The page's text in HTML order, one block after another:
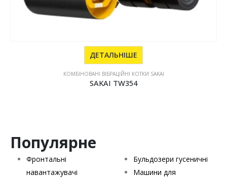
ДЕТАЛЬНІШЕ
КОМБІНОВАНІ ВІБРАЦІЙНІ КОТКИ SAKAI
SAKAI TW354
Популярне
Фронтальні
навантажувачі
Бульдозери гусеничні
Машини для